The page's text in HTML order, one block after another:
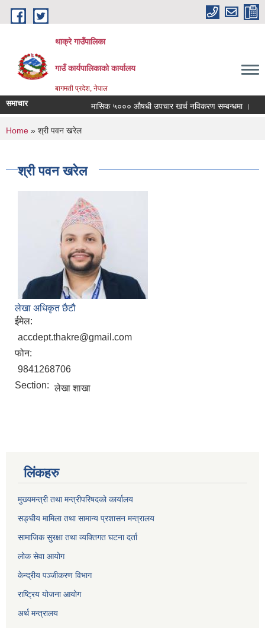
Skip to main content
थाक्रे गाउँपालिका
गाउँ कार्यपालिकाको कार्यालय
बागमती प्रदेश, नेपाल
समाचार मासिक ५००० औषधी उपचार खर्च नविकरण सम्बन्धमा ।
You are here
Home » श्री पवन खरेल
श्री पवन खरेल
लेखा अधिकृत छैटौ
ईमेल:
accdept.thakre@gmail.com
फोन:
9841268706
Section: लेखा शाखा
लिंकहरु
मुख्यमन्त्री तथा मन्त्रीपरिषदको कार्यालय
सङ्घीय मामिला तथा सामान्य प्रशासन मन्त्रालय
सामाजिक सुरक्षा तथा व्यक्तिगत घटना दर्ता
लोक सेवा आयोग
केन्द्रीय पञ्जीकरण विभाग
राष्ट्रिय योजना आयोग
अर्थ मन्त्रालय